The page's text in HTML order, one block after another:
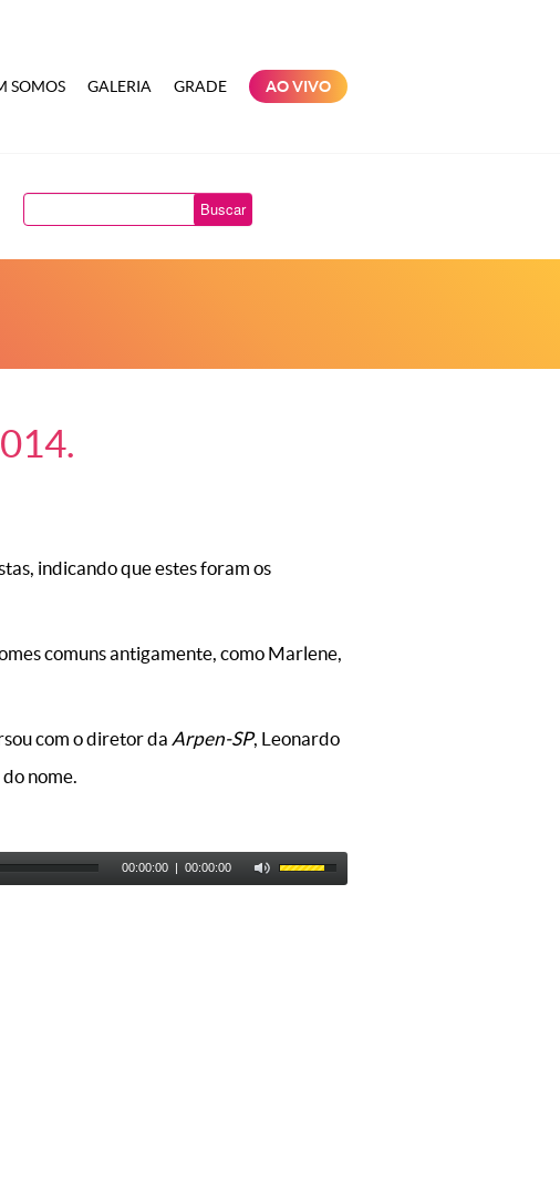
SOMOS GALERIA GRADE AO VIVO
Buscar
indicando que estes foram os
comuns antigamente, como Marlene,
com o diretor da Arpen-SP, Leonardo
nome.
00:00:00 | 00:00:00